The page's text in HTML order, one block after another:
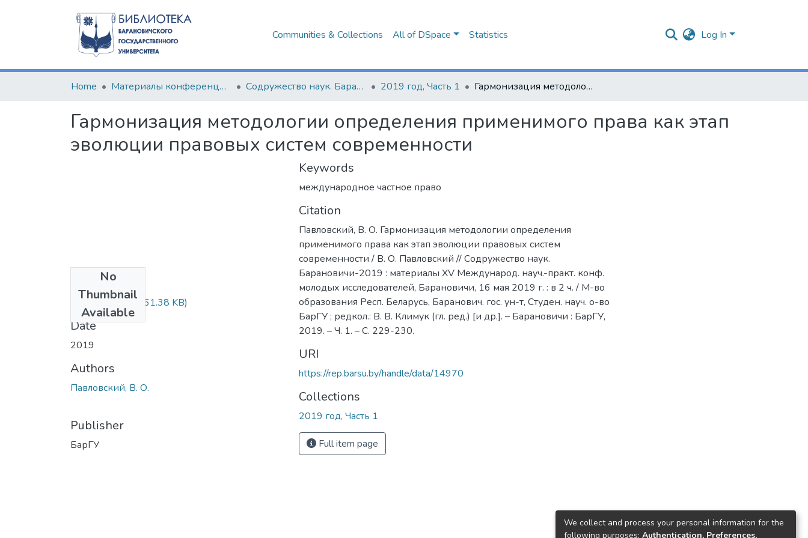
Communities & Collections All of DSpace Statistics Log In
Home Материалы конференций и семинаров Содружество наук. Барановичи-2019 2019 год, Часть 1 Гармонизация методологии определения применимого права как этап эволюции правовых систем современности
Гармонизация методологии определения применимого права как этап
эволюции правовых систем современности
No
Thumbnail
Available
с. 229-230.pdf(261.38 KB)
Date
2019
Authors
Павловский, В. О.
Publisher
БарГУ
Keywords
международное частное право
Citation
Павловский, В. О. Гармонизация методологии определения
применимого права как этап эволюции правовых систем
современности / В. О. Павловский // Содружество наук.
Барановичи-2019 : материалы XV Международ. науч.-практ. конф.
молодых исследователей, Барановичи, 16 мая 2019 г. : в 2 ч. / М-во
образования Респ. Беларусь, Баранович. гос. ун-т, Студен. науч. о-во
БарГУ ; редкол.: В. В. Климук (гл. ред.) [и др.]. – Барановичи : БарГУ,
2019. – Ч. 1. – С. 229-230.
URI
https://rep.barsu.by/handle/data/14970
Collections
2019 год, Часть 1
Full item page
We collect and process your personal information for the
following purposes: Authentication, Preferences,